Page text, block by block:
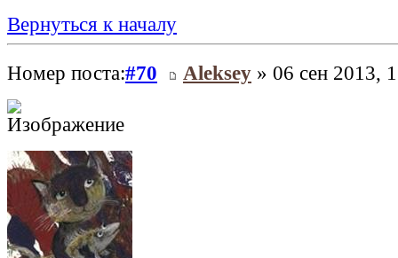
Вернуться к началу
Номер поста:#70 Aleksey » 06 сен 2013,